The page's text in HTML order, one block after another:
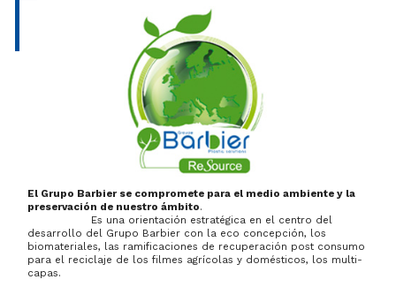
El Grupo Barbier se compromete para el medio ambiente y la
preservación de nuestro ámbito.
Es una orientación estratégica en el centro del
desarrollo del Grupo Barbier con la eco concepción, los
biomateriales, las ramificaciones de recuperación post consumo
para el reciclaje de los filmes agrícolas y domésticos, los multi-
capas.